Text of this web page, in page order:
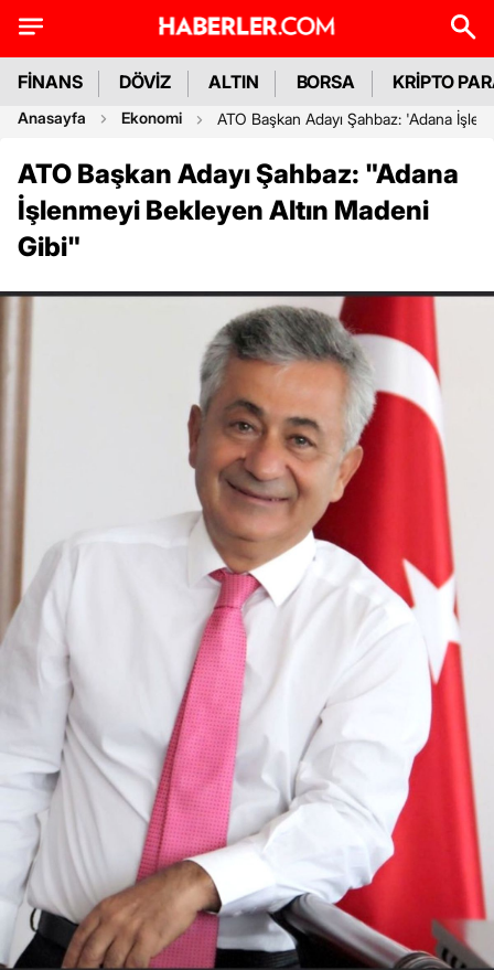
FİNANS DÖVİZ ALTIN BORSA KRİPTO
Anasayfa Ekonomi ATO Başkan Adayı Şahbaz: 'Adana
ATO Başkan Adayı Şahbaz: "Adana
İşlenmeyi Bekleyen Altın Madeni
Gibi"